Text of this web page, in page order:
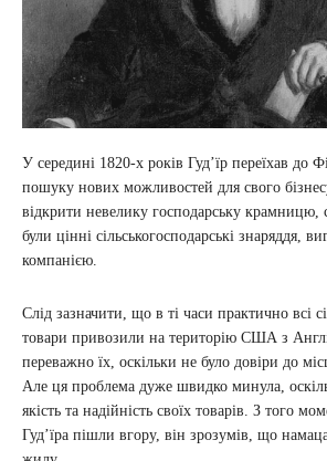
У середині 1820-х років Гудʼїр переїхав до
пошуку нових можливостей для свого
відкрити невелику господарську крамницю,
були цінні сільськогосподарські знаряддя,
компанією.
Слід зазначити, що в ті часи практично всі
товари привозили на територію США з
переважно їх, оскільки не було довіри до
Але ця проблема дуже швидко минула,
якість та надійність своїх товарів. З того
Гудʼїра пішли вгору, він зрозумів, що